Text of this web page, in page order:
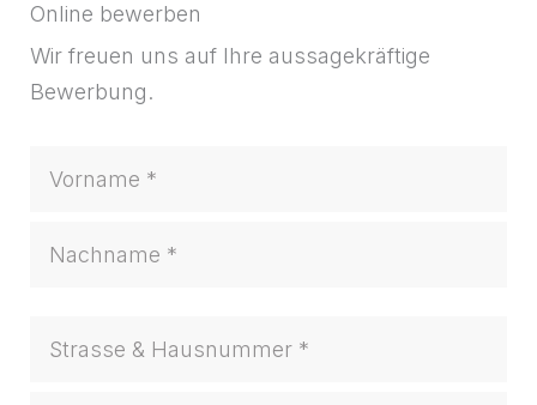
Online bewerben
Wir freuen uns auf Ihre aussagekräftige
Bewerbung.